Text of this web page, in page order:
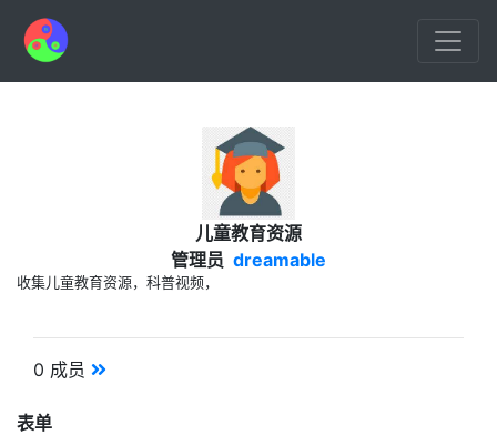
儿童教育资源
管理员 dreamable
收集儿童教育资源，科普视频，
0 成员
表单